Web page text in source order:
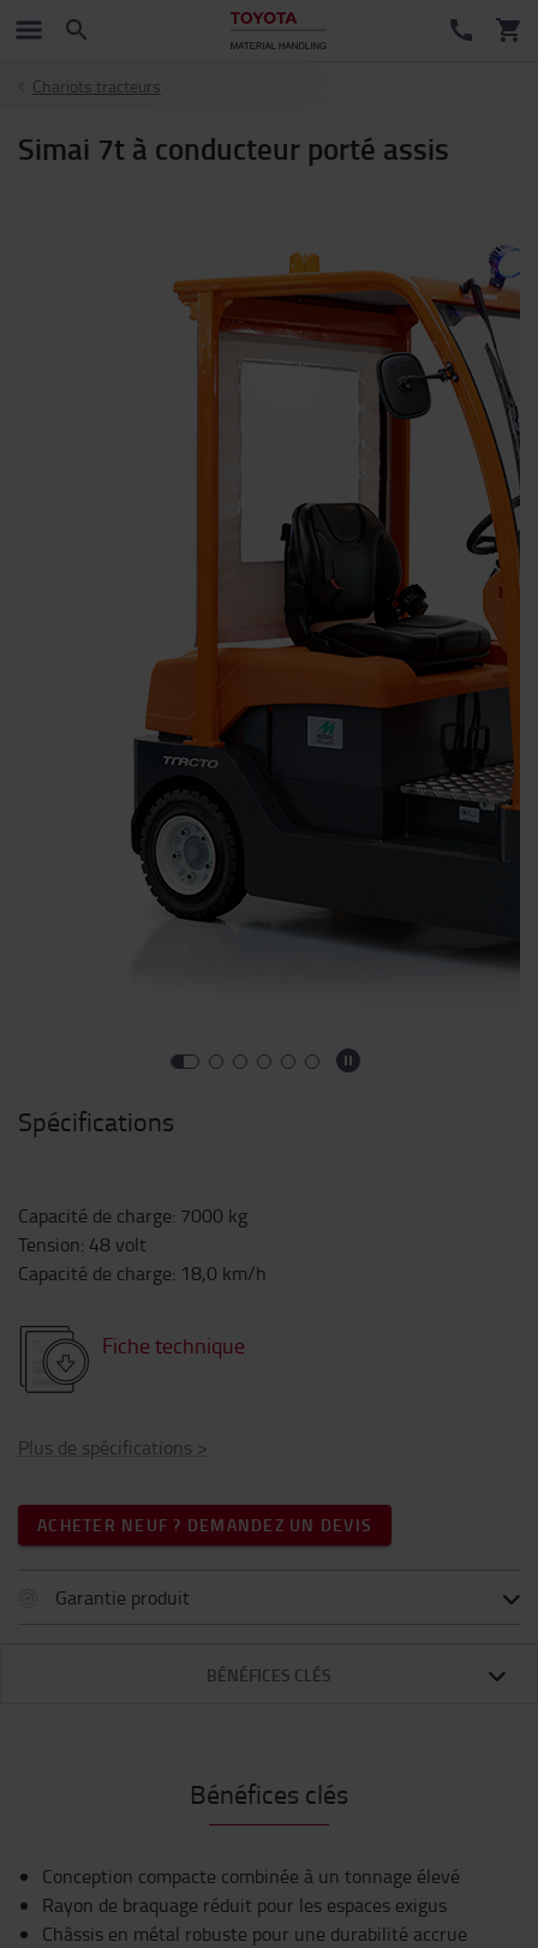
Chariots tracteurs
Simai 7t à conducteur porté assis
Spécifications
Capacité de charge: 7000 kg
Tension: 48 volt
Capacité de charge: 18,0 km/h
Fiche technique
Plus de spécifications >
ACHETER NEUF ? DEMANDEZ UN DEVIS
Garantie produit
BÉNÉFICES CLÉS
Bénéfices clés
Conception compacte combinée à un tonnage élevé
Rayon de braquage réduit pour les espaces exigus
Châssis en métal robuste pour une durabilité accrue